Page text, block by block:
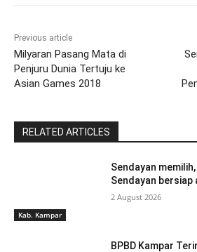
Previous article
Milyaran Pasang Mata di
Penjuru Dunia Tertuju ke
Asian Games 2018
RELATED ARTICLES
Kab. Kampar
Sendayan
Sendayan bersiap
2 August 2026
BPBD Kampar